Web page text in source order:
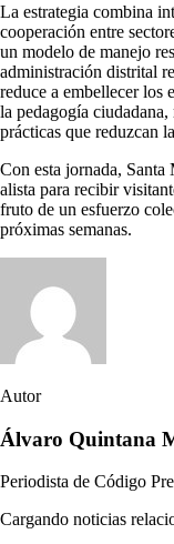
La estrategia combina
cooperación entre
un modelo de manejo
administración distrital
reduce a embellecer los
la pedagogía
prácticas que reduzcan
Con esta jornada, Santa
alista para recibir
fruto de un esfuerzo
próximas semanas.
Autor
Álvaro Quintana
Periodista de Código
Cargando noticias